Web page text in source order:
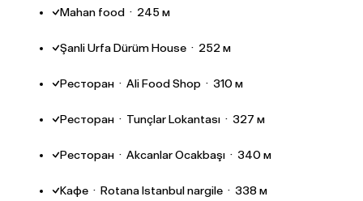
Mahan food · 245 м
Şanli Urfa Dürüm House · 252 м
Ресторан · Ali Food Shop · 310 м
Ресторан · Tunçlar Lokantası · 327 м
Ресторан · Akcanlar Ocakbaşı · 340 м
Кафе · Rotana Istanbul nargile · 338 м